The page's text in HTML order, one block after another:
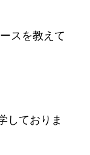
スを教えて
しておりま